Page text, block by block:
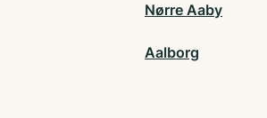
Nørre Aaby
Aalborg